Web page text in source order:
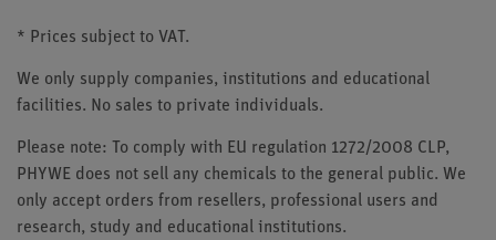
* Prices subject to VAT.
We only supply companies, institutions and educational
facilities. No sales to private individuals.
Please note: To comply with EU regulation 1272/2008 CLP,
PHYWE does not sell any chemicals to the general public. We
only accept orders from resellers, professional users and
research, study and educational institutions.